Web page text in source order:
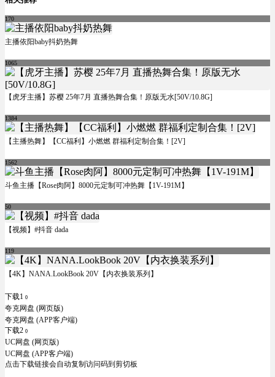
170
主播依阳baby抖奶热舞
1065
【虎牙主播】苏樱 25年7月 直播热舞合集！原版无水[50V/10.8G]
1384
【主播热舞】【CC福利】小燃燃 群福利定制合集！[2V]
1562
斗鱼主播【Rose肉阿】8000元定制可冲热舞【1V-191M】
50
【视频】#抖音 dada
119
【4K】NANA.LookBook 20V【内衣换装系列】
下载1 0
夸克网盘 (网页版)
夸克网盘 (APP客户端)
下载2 0
UC网盘 (网页版)
UC网盘 (APP客户端)
点击下载链接会自动复制访问码到剪切板